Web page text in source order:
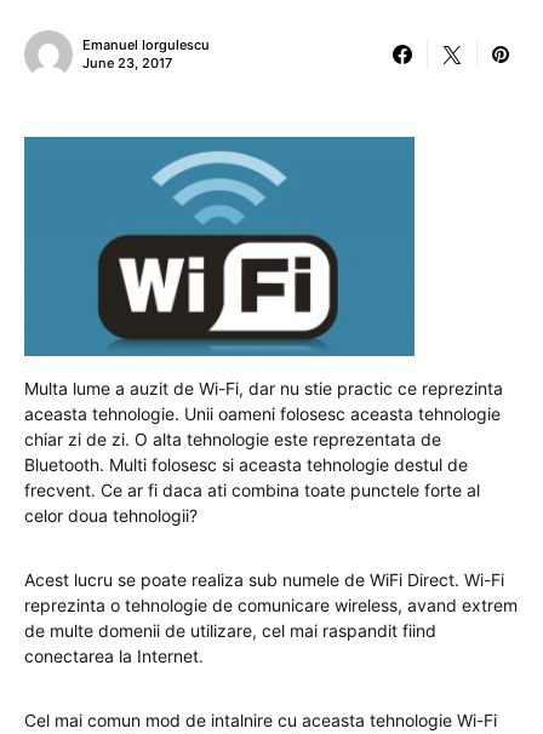
Emanuel Iorgulescu
June 23, 2017
Multa lume a auzit de Wi-Fi, dar nu stie practic ce reprezinta
aceasta tehnologie. Unii oameni folosesc aceasta tehnologie
chiar zi de zi. O alta tehnologie este reprezentata de
Bluetooth. Multi folosesc si aceasta tehnologie destul de
frecvent. Ce ar fi daca ati combina toate punctele forte al
celor doua tehnologii?
Acest lucru se poate realiza sub numele de WiFi Direct. Wi-Fi
reprezinta o tehnologie de comunicare wireless, avand extrem
de multe domenii de utilizare, cel mai raspandit fiind
conectarea la Internet.
Cel mai comun mod de intalnire cu aceasta tehnologie Wi-Fi